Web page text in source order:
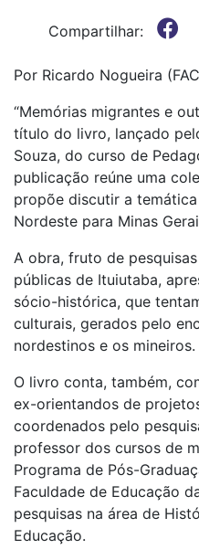
Compartilhar:
Por Ricardo Nogueira
“Memórias migrantes e
título do livro, lançado
Souza, do curso de
publicação reúne uma
propõe discutir a
Nordeste para Minas
A obra, fruto de
públicas de Ituiutaba,
sócio-histórica, que
culturais, gerados pelo
nordestinos e os mineiros.
O livro conta, também,
ex-orientandos de
coordenados pelo
professor dos cursos de
Programa de Pós-
Faculdade de Educação
pesquisas na área de
Educação.